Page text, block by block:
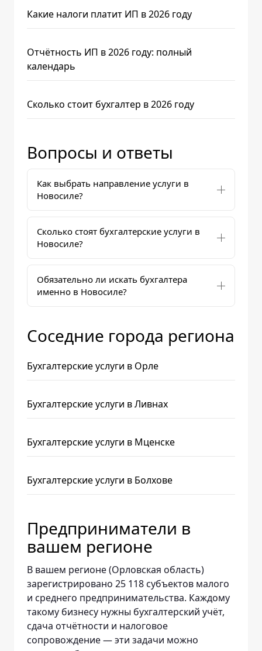
Какие налоги платит ИП в 2026 году
Отчётность ИП в 2026 году: полный
календарь
Сколько стоит бухгалтер в 2026 году
Вопросы и ответы
Как выбрать направление услуги в
Новосиле?
Сколько стоят бухгалтерские услуги в
Новосиле?
Обязательно ли искать бухгалтера
именно в Новосиле?
Соседние города региона
Бухгалтерские услуги в Орле
Бухгалтерские услуги в Ливнах
Бухгалтерские услуги в Мценске
Бухгалтерские услуги в Болхове
Предприниматели в
вашем регионе
В вашем регионе (Орловская область)
зарегистрировано 25 118 субъектов малого
и среднего предпринимательства. Каждому
такому бизнесу нужны бухгалтерский учёт,
сдача отчётности и налоговое
сопровождение — эти задачи можно